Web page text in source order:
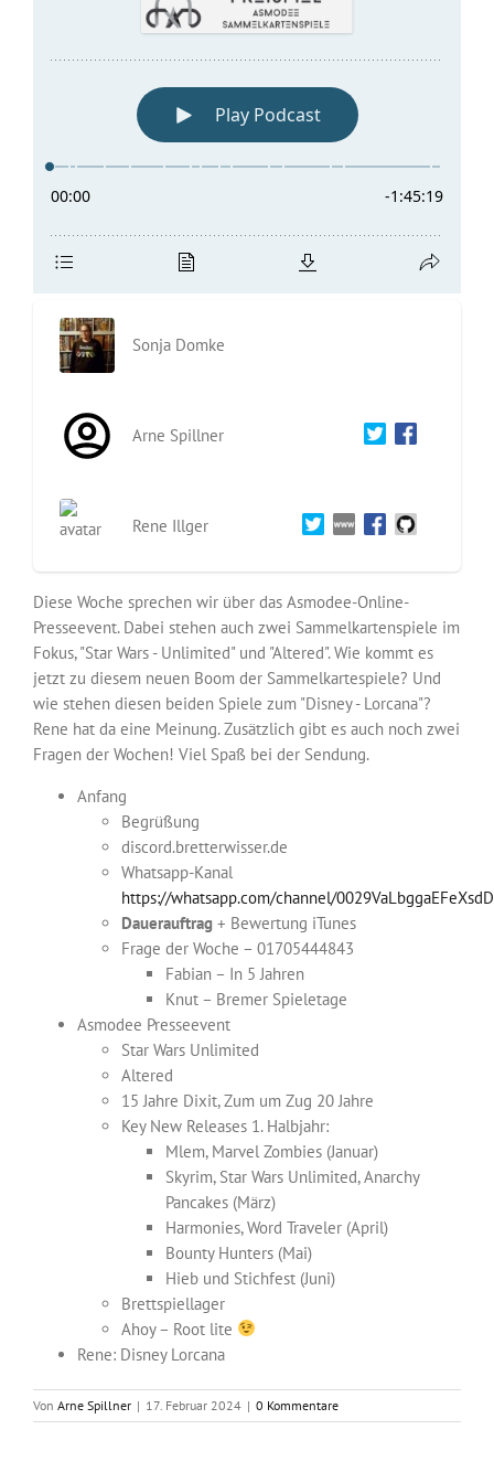
Sonja Domke
Arne Spillner
Rene Illger
Diese Woche sprechen wir über das Asmodee-Online-
Presseevent. Dabei stehen auch zwei Sammelkartenspiele im
Fokus, "Star Wars - Unlimited" und "Altered". Wie kommt es
jetzt zu diesem neuen Boom der Sammelkartespiele? Und
wie stehen diesen beiden Spiele zum "Disney - Lorcana"?
Rene hat da eine Meinung. Zusätzlich gibt es auch noch zwei
Fragen der Wochen! Viel Spaß bei der Sendung.
Anfang
Begrüßung
discord.bretterwisser.de
Whatsapp-Kanal
https://whatsapp.com/channel/
Dauerauftrag + Bewertung iTunes
Frage der Woche – 01705444843
Fabian – In 5 Jahren
Knut – Bremer Spieletage
Asmodee Presseevent
Star Wars Unlimited
Altered
15 Jahre Dixit, Zum um Zug 20 Jahre
Key New Releases 1. Halbjahr:
Mlem, Marvel Zombies (Januar)
Skyrim, Star Wars Unlimited, Anarchy
Pancakes (März)
Harmonies, Word Traveler (April)
Bounty Hunters (Mai)
Hieb und Stichfest (Juni)
Brettspiellager
Ahoy – Root lite
Rene: Disney Lorcana
Von Arne Spillner | 17. Februar 2024 | 0 Kommentare